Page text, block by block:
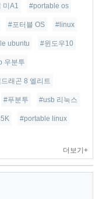
미A1 #portable os
#포터블 OS #linux
ubuntu #윈도우10
우분투
래곤 8 엘리트
#푸분투 #usb 리눅스
#portable linux
더보기+